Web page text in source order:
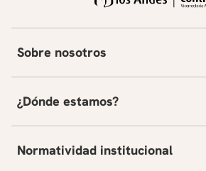
Sobre nosotros
¿Dónde estamos?
Normatividad institucional